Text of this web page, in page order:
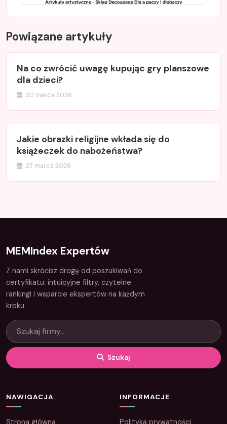
Powiązane artykuły
Na co zwrócić uwagę kupując gry planszowe
dla dzieci?
30 marca 2026
Jakie obrazki religijne wkłada się do
książeczek do nabożeństwa?
27 marca 2026
MEMIndex Expertów
Z nami skrócisz drogę od poszukiwań do
certyfikatu: intuicyjne filtry, czytelne
rankingi i wsparcie ekspertów na każdym
kroku.
Szukaj
NAWIGACJA
Strona główna
INFORMACJE
Polityka prywatności